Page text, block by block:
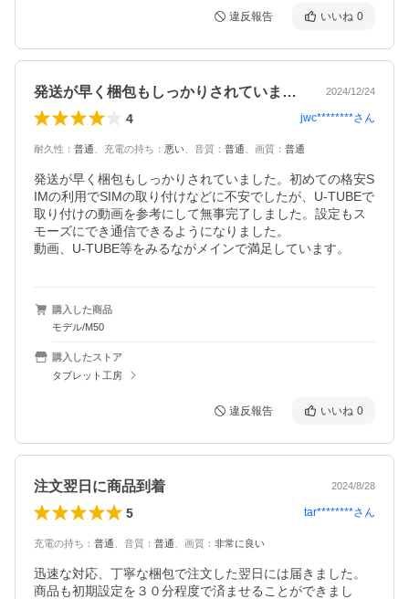
違反報告 いいね 0
発送が早く梱包もしっかりされていました… 2024/12/24
4 jwc********さん
耐久性 ： 普通 充電の持ち ： 悪い 音質 ： 普通 画質 ： 普通
発送が早く梱包もしっかりされていました。初めての格安S
IMの利用でSIMの取り付けなどに不安でしたが、U-TUBEで
取り付けの動画を参考にして無事完了しました。設定もス
モーズにでき通信できるようになりました。
動画、U-TUBE等をみるながメインで満足しています。
購入した商品
モデル/M50
購入したストア
タブレット工房
違反報告 いいね 0
注文翌日に商品到着 2024/8/28
5 tar********さん
充電の持ち ： 普通 音質 ： 普通 画質 ： 非常に良い
迅速な対応、丁寧な梱包で注文した翌日には届きました。
商品も初期設定を３０分程度で済ませることができまし